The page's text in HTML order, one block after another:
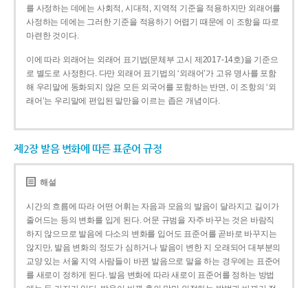
를 사정하는 데에는 사회적, 시대적, 지역적 기준을 적용하지만 외래어를
사정하는 데에는 그러한 기준을 적용하기 어렵기 때문에 이 조항을 따로
마련한 것이다.
이에 따라 외래어는 외래어 표기법(문체부 고시 제2017-14호)을 기준으
로 별도로 사정한다. 다만 외래어 표기법의 ‘외래어’가 고유 명사를 포함
해 우리말에 동화되지 않은 모든 외국어를 포함하는 반면, 이 조항의 ‘외
래어’는 우리말에 편입된 말만을 이르는 좁은 개념이다.
제2장 발음 변화에 따른 표준어 규정
해설
시간의 흐름에 따라 어떤 어휘는 자음과 모음의 발음이 달라지고 길이가
줄어드는 등의 변화를 입게 된다. 어문 규범을 자주 바꾸는 것은 바람직
하지 않으므로 발음에 다소의 변화를 입어도 표준어를 곧바로 바꾸지는
않지만, 발음 변화의 정도가 심하거나 발음이 변한 지 오래되어 대부분의
교양 있는 서울 지역 사람들이 바뀐 발음으로 말을 하는 경우에는 표준어
를 새로이 정하게 된다. 발음 변화에 따라 새로이 표준어를 정하는 방법